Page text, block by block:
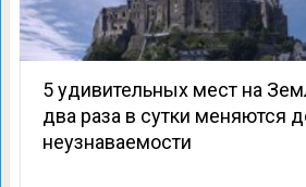
5 удивительных мест на
два раза в сутки меняются
неузнаваемости